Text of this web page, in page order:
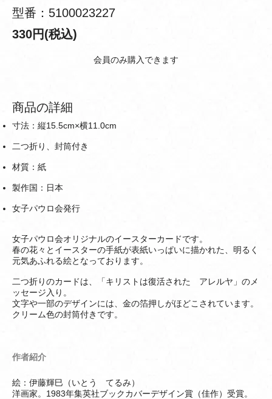
型番：5100023227
330円(税込)
会員のみ購入できます
商品の詳細
寸法：縦15.5cm×横11.0cm
二つ折り、封筒付き
材質：紙
製作国：日本
女子パウロ会発行
女子パウロ会オリジナルのイースターカードです。
春の花々とイースターの手紙が表紙いっぱいに描かれた、明るく
元気あふれる絵となっております。
二つ折りのカードは、「キリストは復活された アレルヤ」のメ
ッセージ入り。
文字や一部のデザインには、金の箔押しがほどこされています。
クリーム色の封筒付きです。
作者紹介
絵：伊藤輝巳（いとう てるみ）
洋画家。1983年集英社ブックカバーデザイン賞（佳作）受賞。